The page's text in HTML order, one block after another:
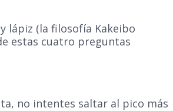
lápiz (la filosofía Kakeibo
estas cuatro preguntas
no intentes saltar al pico más